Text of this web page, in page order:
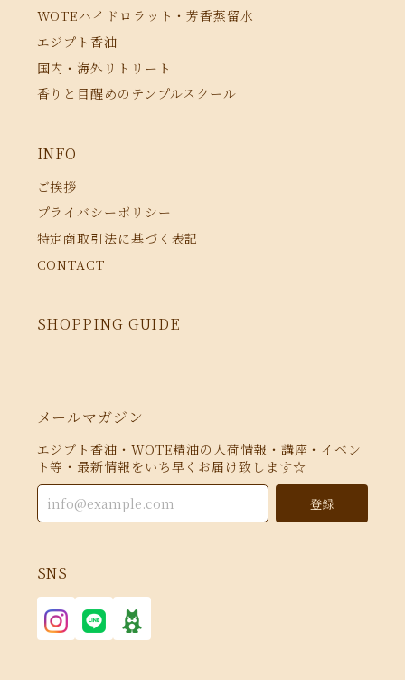
WOTEハイドロラット・芳香蒸留水
エジプト香油
国内・海外リトリート
香りと目醒めのテンプルスクール
INFO
ご挨拶
プライバシーポリシー
特定商取引法に基づく表記
CONTACT
SHOPPING GUIDE
メールマガジン
エジプト香油・WOTE精油の入荷情報・講座・イベン
ト等・最新情報をいち早くお届け致します☆
登録
SNS